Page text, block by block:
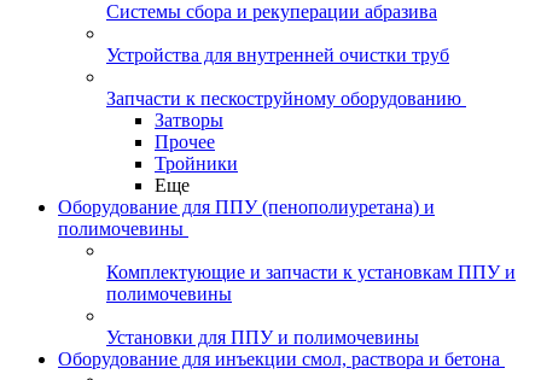
Системы сбора и рекуперации абразива
Устройства для внутренней очистки труб
Запчасти к пескоструйному оборудованию
Затворы
Прочее
Тройники
Еще
Оборудование для ППУ (пенополиуретана) и
полимочевины
Комплектующие и запчасти к установкам ППУ и
полимочевины
Установки для ППУ и полимочевины
Оборудование для инъекции смол, раствора и бетона